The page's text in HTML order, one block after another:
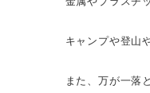
キャンプや登山
また、万が一落